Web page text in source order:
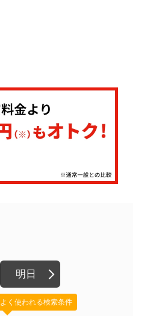
明日
よく使われる検索条件